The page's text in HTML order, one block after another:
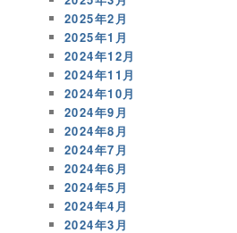
2025年2月
2025年1月
2024年12月
2024年11月
2024年10月
2024年9月
2024年8月
2024年7月
2024年6月
2024年5月
2024年4月
2024年3月